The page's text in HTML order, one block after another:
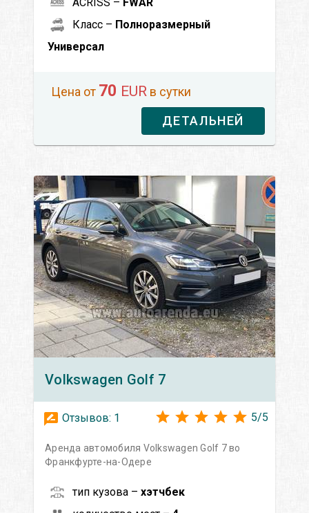
Класс – Полноразмерный
Универсал
Цена от 70 EUR в сутки
ДЕТАЛЬНЕЙ
Volkswagen Golf 7
Отзывов: 1 5/5
Аренда автомобиля Volkswagen Golf 7 во
Франкфурте-на-Одере
тип кузова – хэтчбек